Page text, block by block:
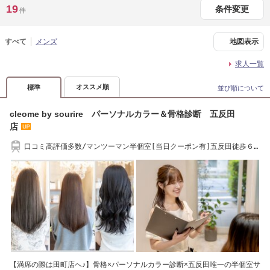
19件 条件変更
すべて メンズ 地図表示
求人一覧
標準 オススメ順 並び順について
cleome by sourire パーソナルカラー＆骨格診断 五反田
店
口コミ高評価多数/マンツーマン半個室[当日クーポン有]五反田徒歩６
【満席の際は田町店へ♪】骨格×パーソナルカラー診断×五反田唯一の半個室サ